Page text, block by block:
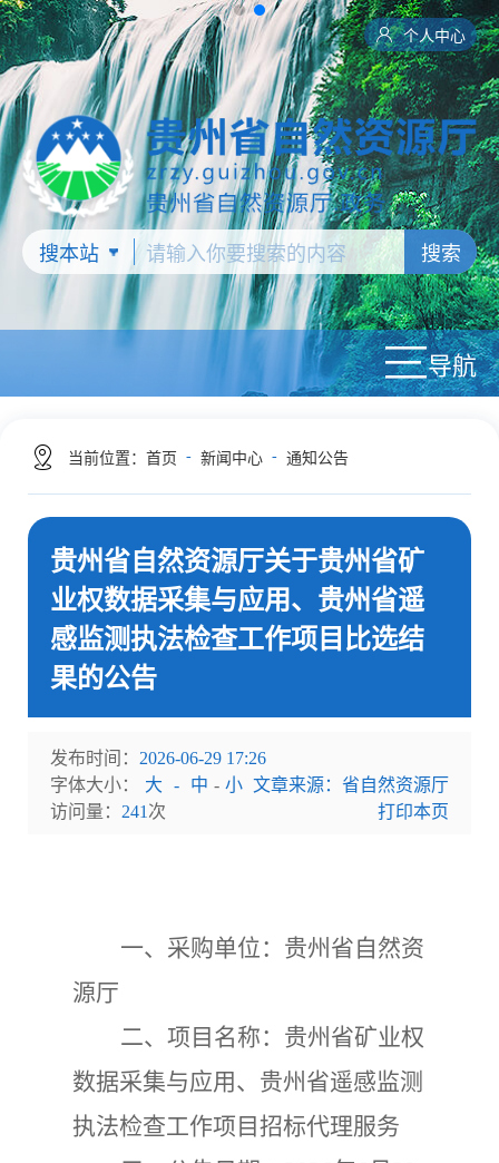
个人中心
搜索
导航
当前位置： 首页 - 新闻中心 - 通知公告
贵州省自然资源厅关于贵州省矿
业权数据采集与应用、贵州省遥
感监测执法检查工作项目比选结
果的公告
发布时间： 2026-06-29 17:26
字体大小：
大 - 中 - 小 文章来源：省自然资源厅
访问量： 241 次 打印本页
一、 采购单位： 贵州省自然资
源厅
二、项目名称： 贵州省矿业权
数据采集与应用、贵州省遥感监测
执法检查工作项目招标代理服务